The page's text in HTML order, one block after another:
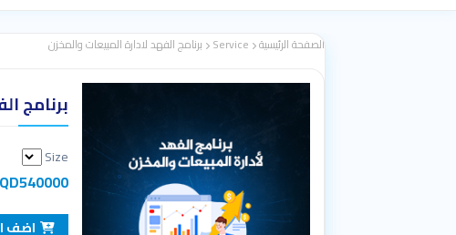
الصفحة الرئيسية Service برنامج الفهد لادارة المبيعات والمخزن
برنامج
Size
اضف